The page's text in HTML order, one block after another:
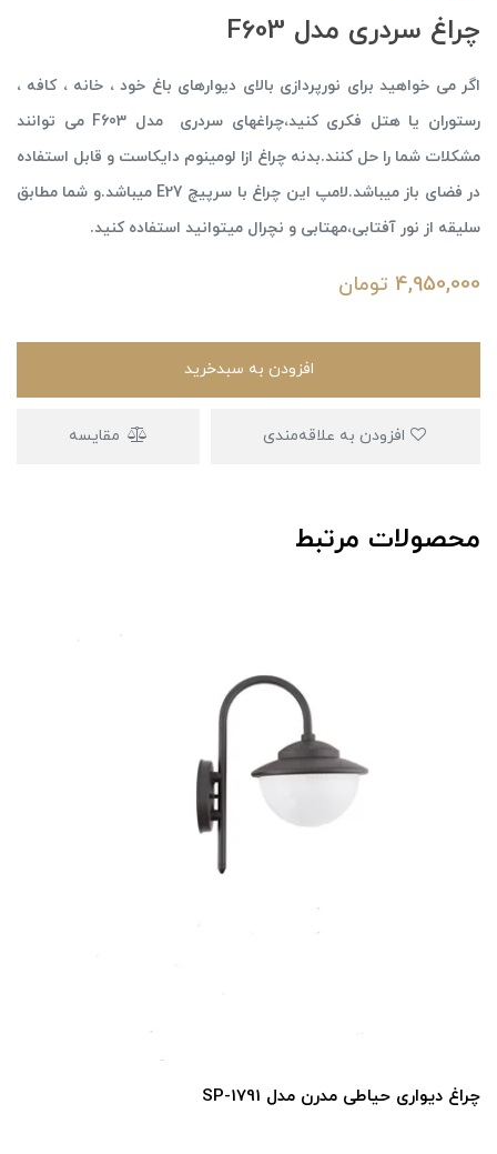
چراغ سردری مدل F603
اگر می خواهید برای نورپردازی بالای دیوارهای باغ خود ، خانه ، کافه ،
رستوران یا هتل فکری کنید،چراغهای سردری مدل F603 می توانند
مشکلات شما را حل کنند.بدنه چراغ ازا لومینوم دایکاست و قابل استفاده
در فضای باز میباشد.لامپ این چراغ با سرپیچ E27 میباشد.و شما مطابق
سلیقه از نور آفتابی،مهتابی و نچرال میتوانید استفاده کنید.
4,950,000 تومان
افزودن به سبدخرید
مقایسه
محصولات مرتبط
چراغ دیواری حیاطی مدرن مدل SP-1791